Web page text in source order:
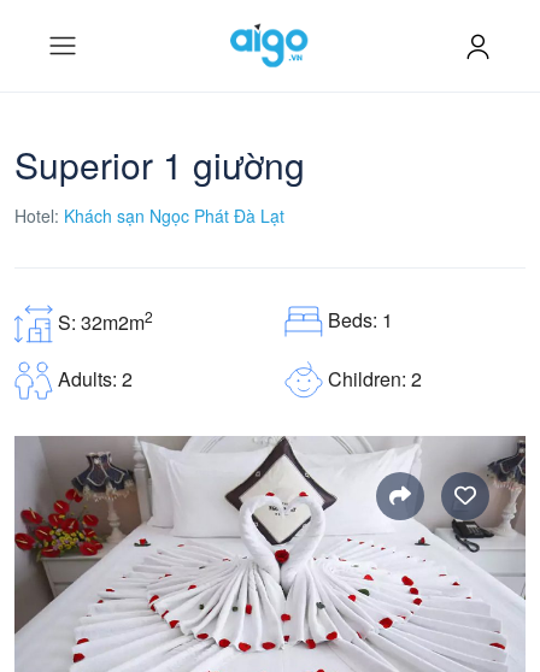
Superior 1 giường
Hotel: Khách sạn Ngọc Phát Đà Lạt
S: 32m2m2 Beds: 1
Adults: 2 Children: 2